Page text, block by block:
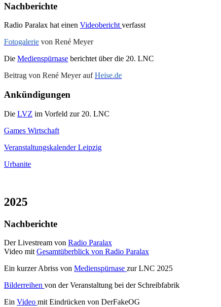
Nachberichte
Radio Paralax hat einen Videobericht verfasst
Fotogalerie von René Meyer
Die Medienspürnase berichtet über die 20. LNC
Beitrag von René Meyer aufHeise.de
Ankündigungen
Die LVZ im Vorfeld zur 20. LNC
Games Wirtschaft
Veranstaltungskalender Leipzig
Urbanite
2025
Nachberichte
Der Livestream von Radio Paralax
Video mit Gesamtüberblick von Radio Paralax
Ein kurzer Abriss von Medienspürnase zur LNC 2025
Bilderreihen von der Veranstaltung bei der Schreibfabrik
Ein Video mit Eindrücken von DerFakeOG